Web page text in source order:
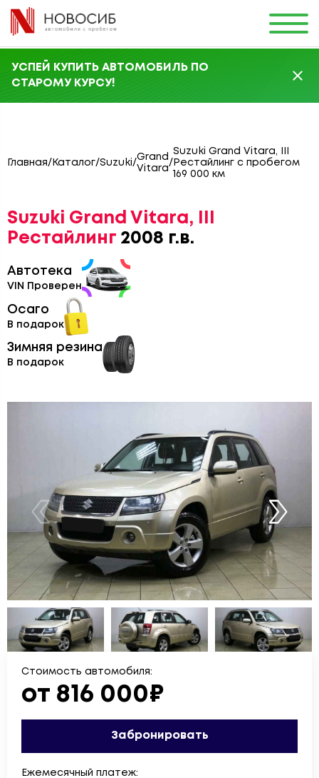
УСПЕЙ КУПИТЬ АВТОМОБИЛЬ ПО
СТАРОМУ КУРСУ!
Главная/ Каталог/Suzuki/
Grand
Vitara
/
Suzuki Grand Vitara, III
Рестайлинг с пробегом
169 000 км
Suzuki Grand Vitara, III
Рестайлинг 2008 г.в.
Автотека
VIN Проверен
Осаго
В подарок
Зимняя резина
В подарок
Стоимость автомобиля:
от 816 000₽
Забронировать
Ежемесячный платеж: